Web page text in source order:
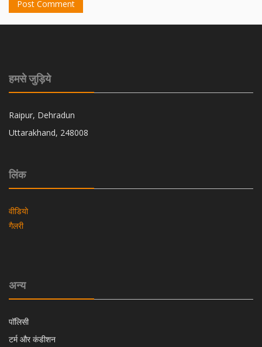
हमसे जुड़िये
Raipur, Dehradun
Uttarakhand, 248008
लिंक
वीडियो
गैलरी
अन्य
पॉलिसी
टर्म और कंडीशन